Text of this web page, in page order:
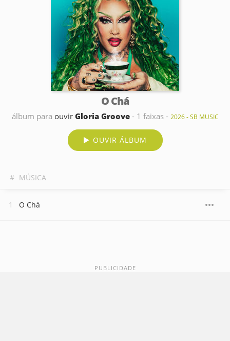
O Chá
álbum para ouvir Gloria Groove- 1 faixas - 2026 - SB MUSIC
OUVIR ÁLBUM
# MÚSICA
O Chá